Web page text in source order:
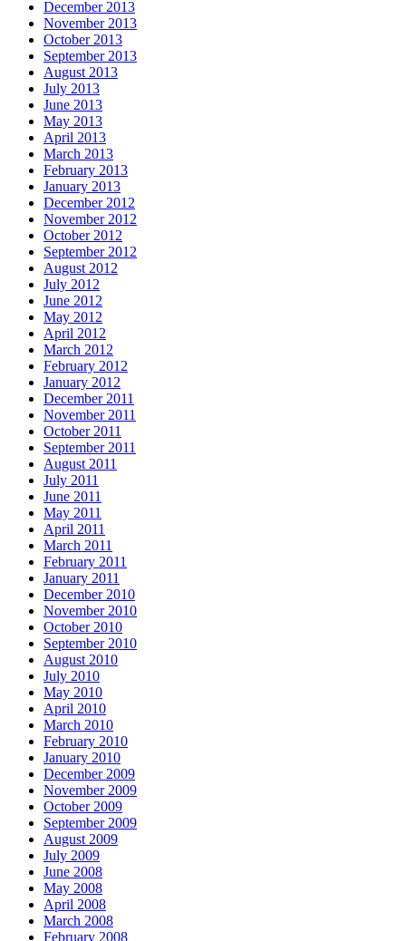
December 2013
November 2013
October 2013
September 2013
August 2013
July 2013
June 2013
May 2013
April 2013
March 2013
February 2013
January 2013
December 2012
November 2012
October 2012
September 2012
August 2012
July 2012
June 2012
May 2012
April 2012
March 2012
February 2012
January 2012
December 2011
November 2011
October 2011
September 2011
August 2011
July 2011
June 2011
May 2011
April 2011
March 2011
February 2011
January 2011
December 2010
November 2010
October 2010
September 2010
August 2010
July 2010
May 2010
April 2010
March 2010
February 2010
January 2010
December 2009
November 2009
October 2009
September 2009
August 2009
July 2009
June 2008
May 2008
April 2008
March 2008
February 2008